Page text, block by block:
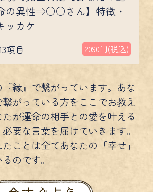
の異性⇒○○さん】特徴・
ッカケ
項目 2090円(税込)
縁』で繋がっています。あな
がっている方をここでお教え
たが運命の相手との愛を叶える
要な言葉を届けていきます。
ことは全てあなたの「幸せ」
のです。